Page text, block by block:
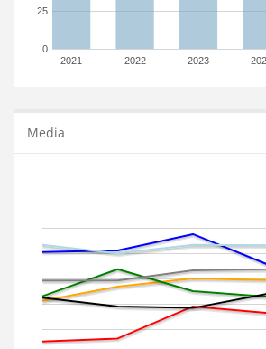
2021 2022 2023
0
25
Media